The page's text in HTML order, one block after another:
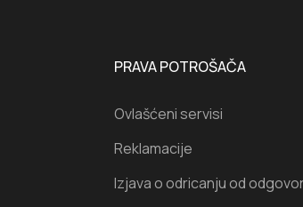
PRAVA POTROŠAČA
Ovlašćeni servisi
Reklamacije
Izjava o odricanju od